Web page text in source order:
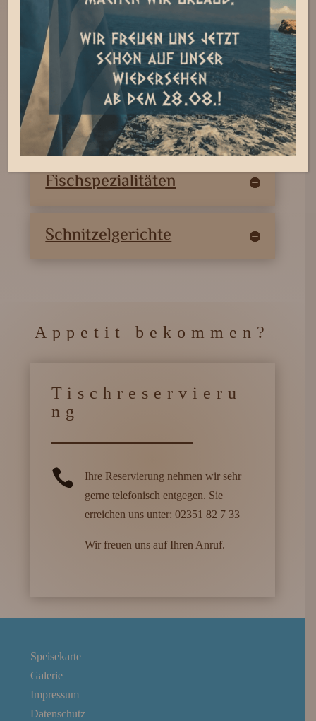
Pfanne
Steaks aus Argentinien
Grillplatten
Fischspezialitäten
Schnitzelgerichte
Appetit bekommen?
Tischreservieru
ng

Ihre Reservierung nehmen wir sehr
gerne telefonisch entgegen. Sie
erreichen uns unter: 02351 82 7 33
Wir freuen uns auf Ihren Anruf.
Speisekarte
Galerie
Impressum
Datenschutz